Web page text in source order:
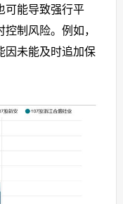
可能导致强行平
制风险。例如，
因未能及时追加保